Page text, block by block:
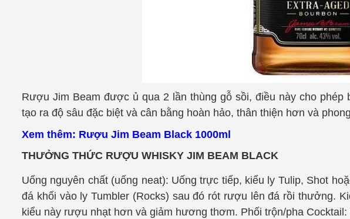
Rượu Jim Beam được ủ qua 2 lần thùng gỗ sồi, điều này cho
tạo ra độ sâu đặc biệt và cân bằng hoàn hảo, thân thiện hơn và
Xem thêm: Rượu Jim Beam Black 1000ml
THƯỞNG THỨC RƯỢU WHISKY JIM BEAM BLACK
Uống nguyên chất (uống neat): Uống trực tiếp, kiểu ly Tulip, Shot
đá khối vào ly Tumbler (Rocks) sau đó rót rượu lên đá rồi thưởng.
kiểu này rượu nhạt hơn và giảm hương thơm. Phối trộn/pha Cocktail: